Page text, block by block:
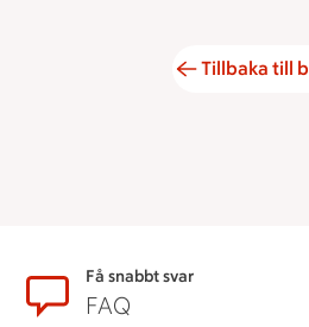
Tillbaka till
SidfotFå snabbt svar
FAQ